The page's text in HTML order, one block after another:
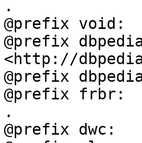
.
@prefix void:
@prefix
<http://
@prefix
@prefix frbr:
.
@prefix dwc: